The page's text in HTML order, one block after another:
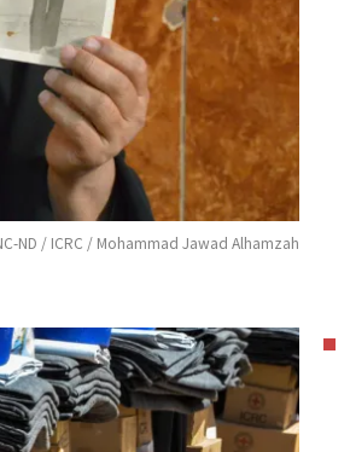
ND / ICRC / Mohammad Jawad Alhamzah